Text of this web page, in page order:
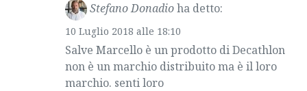
Stefano Donadioha detto:
10 Luglio 2018 alle 18:10
Salve Marcello è un prodotto di Decathlon
non è un marchio distribuito ma è il loro
marchio. senti loro